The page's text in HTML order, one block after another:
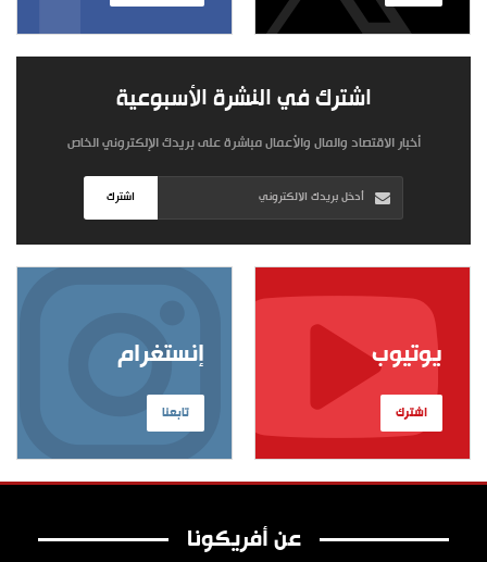
اشترك في النشرة الأسبوعية
أخبار الاقتصاد والمال والأعمال مباشرة على بريدك الإلكتروني الخاص
اشترك
إنستغرام
تابعنا
يوتيوب
اشترك
عن أفريكونا